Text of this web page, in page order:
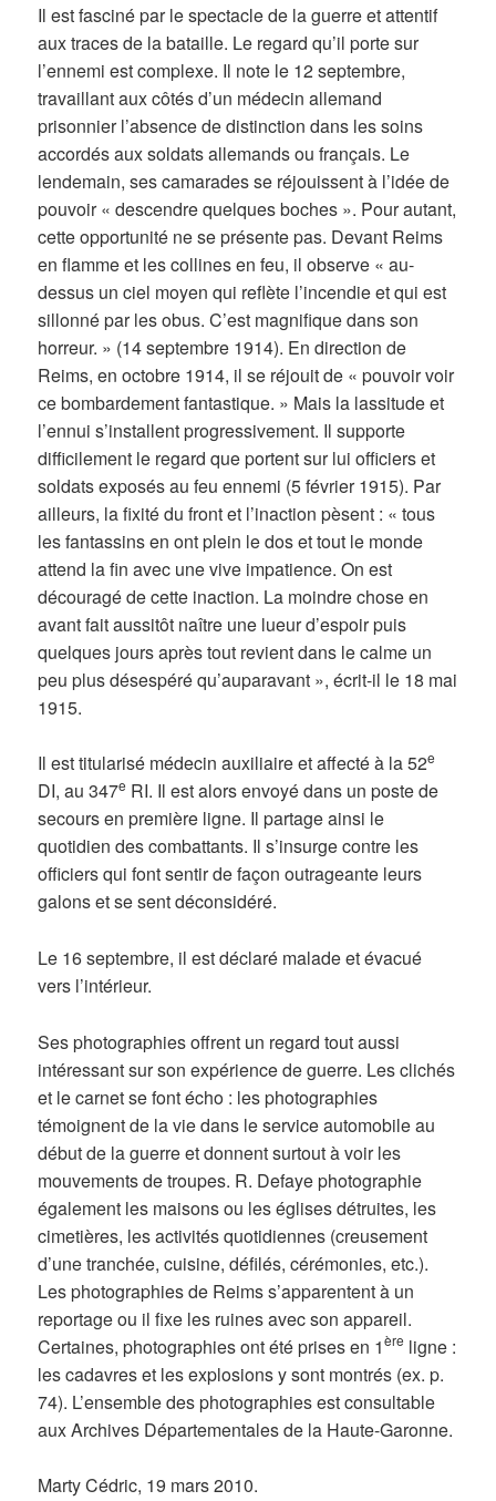
Il est fasciné par le spectacle de la guerre et attentif
aux traces de la bataille. Le regard qu’il porte sur
l’ennemi est complexe. Il note le 12 septembre,
travaillant aux côtés d’un médecin allemand
prisonnier l’absence de distinction dans les soins
accordés aux soldats allemands ou français. Le
lendemain, ses camarades se réjouissent à l’idée de
pouvoir « descendre quelques boches ». Pour autant,
cette opportunité ne se présente pas. Devant Reims
en flamme et les collines en feu, il observe « au-
dessus un ciel moyen qui reflète l’incendie et qui est
sillonné par les obus. C’est magnifique dans son
horreur. » (14 septembre 1914). En direction de
Reims, en octobre 1914, il se réjouit de « pouvoir voir
ce bombardement fantastique. » Mais la lassitude et
l’ennui s’installent progressivement. Il supporte
difficilement le regard que portent sur lui officiers et
soldats exposés au feu ennemi (5 février 1915). Par
ailleurs, la fixité du front et l’inaction pèsent : « tous
les fantassins en ont plein le dos et tout le monde
attend la fin avec une vive impatience. On est
découragé de cette inaction. La moindre chose en
avant fait aussitôt naître une lueur d’espoir puis
quelques jours après tout revient dans le calme un
peu plus désespéré qu’auparavant », écrit-il le 18 mai
1915.
Il est titularisé médecin auxiliaire et affecté à la 52e
DI, au 347e RI. Il est alors envoyé dans un poste de
secours en première ligne. Il partage ainsi le
quotidien des combattants. Il s’insurge contre les
officiers qui font sentir de façon outrageante leurs
galons et se sent déconsidéré.
Le 16 septembre, il est déclaré malade et évacué
vers l’intérieur.
Ses photographies offrent un regard tout aussi
intéressant sur son expérience de guerre. Les clichés
et le carnet se font écho : les photographies
témoignent de la vie dans le service automobile au
début de la guerre et donnent surtout à voir les
mouvements de troupes. R. Defaye photographie
également les maisons ou les églises détruites, les
cimetières, les activités quotidiennes (creusement
d’une tranchée, cuisine, défilés, cérémonies, etc.).
Les photographies de Reims s’apparentent à un
reportage ou il fixe les ruines avec son appareil.
Certaines, photographies ont été prises en 1ère ligne :
les cadavres et les explosions y sont montrés (ex. p.
74). L’ensemble des photographies est consultable
aux Archives Départementales de la Haute-Garonne.
Marty Cédric, 19 mars 2010.